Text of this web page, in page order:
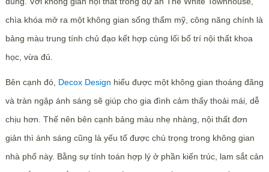
chìa khóa mở ra một không gian sống thẩm mỹ, công năng chính là
bảng màu trung tính chủ đạo kết hợp cùng lối bố trí nội thất khoa
học, vừa đủ.
Bên cạnh đó, Decox Design hiểu được một không gian thoáng đãng
và tràn ngập ánh sáng sẽ giúp cho gia đình cảm thấy thoải mái, dễ
chịu hơn. Thế nên bên cạnh bảng màu nhẹ nhàng, nội thất đơn
giản thì ánh sáng cũng là yếu tố được chú trọng trong không gian
nhà phố này. Bằng sự tính toán hợp lý ở phần kiến trúc, lam sắt cản